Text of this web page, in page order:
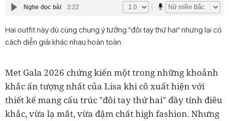
Nghe đọc bài 3:22
Hai outfit này dù cùng chung ý tưởng "đôi tay thứ hai" nhưng lại có
cách diễn giải khác nhau hoàn toàn.
Met Gala 2026 chứng kiến một trong những khoảnh
khắc ấn tượng nhất của Lisa khi cô xuất hiện với
thiết kế mang cấu trúc "đôi tay thứ hai" đầy tính điêu
khắc, vừa lạ mắt, vừa đậm chất high fashion. Nhưng